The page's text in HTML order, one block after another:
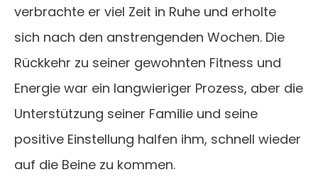
verbrachte er viel Zeit in Ruhe und erholte
sich nach den anstrengenden Wochen. Die
Rückkehr zu seiner gewohnten Fitness und
Energie war ein langwieriger Prozess, aber die
Unterstützung seiner Familie und seine
positive Einstellung halfen ihm, schnell wieder
auf die Beine zu kommen.